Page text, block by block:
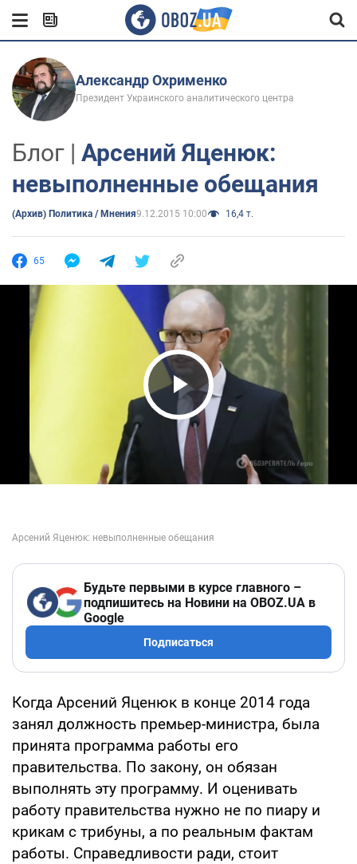
Александр Охрименко
Президент Украинского аналитического центра
Блог | Арсений Яценюк:
невыполненные обещания
(Архив) Политика / Мнения9.12.2015 10:00 16,4 т.
65
Play Video
Будьте первыми в курсе главного –
подпишитесь на Новини на OBOZ.UA в
Google
Подписаться
Когда Арсений Яценюк в конце 2014 года
занял должность премьер-министра, была
принята программа работы его
правительства. По закону, он обязан
выполнять эту программу. И оценивать
работу правительства нужно не по пиару и
крикам с трибуны, а по реальным фактам
работы. Справедливости ради, стоит